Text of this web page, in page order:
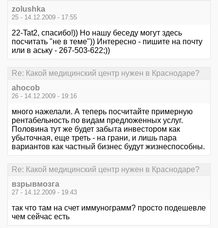
zolushka
25 - 14.12.2009 - 17:55
22-Tat2, спасибо!)) Но нашу беседу могут здесь
посчитать "не в теме")) Интересно - пишите на почту
или в аську - 267-503-622;))
Re: Какой медицинский центр нужен в Краснодаре?
ahocob
26 - 14.12.2009 - 19:16
много нажелали. А теперь посчитайте примерную
рентабельность по видам предложенных услуг.
Половина тут же будет забыта инвестором как
убыточная, еще треть - на грани, и лишь пара
вариантов как частный бизнес будут жизнеспособны.
Re: Какой медицинский центр нужен в Краснодаре?
взрывмозга
27 - 14.12.2009 - 19:43
так что там на счет иммунограмм? просто подешевле
чем сейчас есть